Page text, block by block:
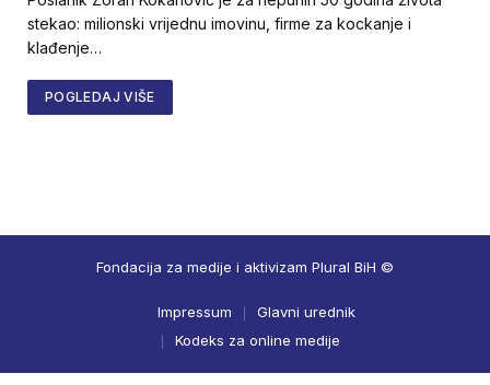
stekao: milionski vrijednu imovinu, firme za kockanje i
klađenje…
POGLEDAJ VIŠE
Fondacija za medije i aktivizam Plural BiH ©
Impressum
Glavni urednik
Kodeks za online medije